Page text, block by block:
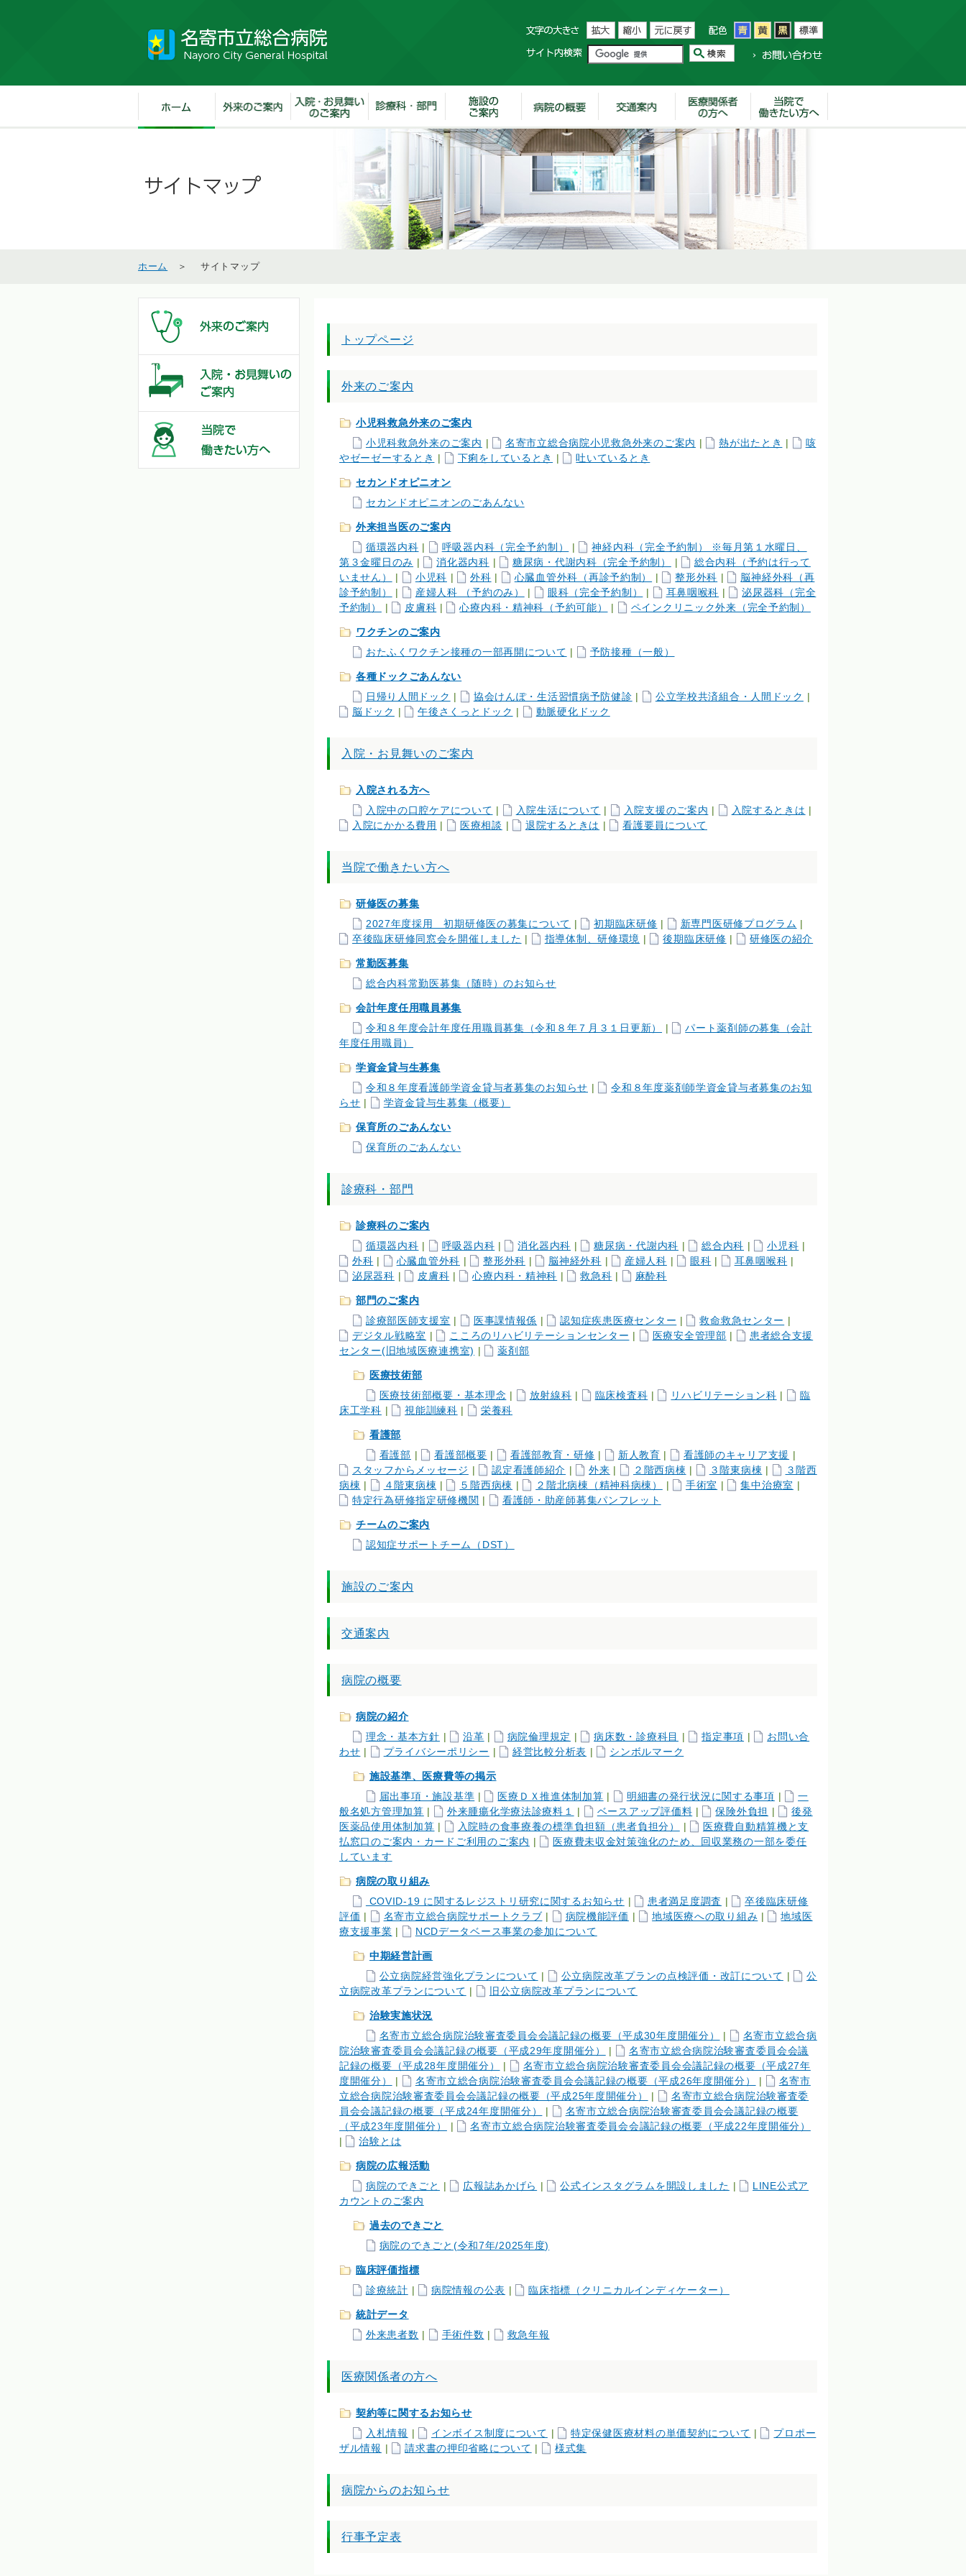
ホーム ＞ サイトマップ
トップページ
外来のご案内
小児科救急外来のご案内
小児科救急外来のご案内 | 名寄市立総合病院小児救急外来のご案内 | 熱が出たとき |
咳
やゼーゼーするとき | 下痢をしているとき | 吐いているとき
セカンドオピニオン
セカンドオピニオンのごあんない
外来担当医のご案内
循環器内科 | 呼吸器内科（完全予約制） |
神経内科（完全予約制） ※毎月第１水曜日、
第３金曜日のみ | 消化器内科 | 糖尿病・代謝内科（完全予約制） |
総合内科（予約は行って
いません）
| 小児科 | 外科 | 心臓血管外科（再診予約制） | 整形外科 |
脳神経外科（再
診予約制）
| 産婦人科 （予約のみ） | 眼科（完全予約制） | 耳鼻咽喉科 |
泌尿器科（完全
予約制）
| 皮膚科 | 心療内科・精神科（予約可能） | ペインクリニック外来（完全予約制）
ワクチンのご案内
おたふくワクチン接種の一部再開について | 予防接種（一般）
各種ドックごあんない
日帰り人間ドック | 協会けんぽ・生活習慣病予防健診 | 公立学校共済組合・人間ドック |
脳ドック | 午後さくっとドック | 動脈硬化ドック
入院・お見舞いのご案内
入院される方へ
入院中の口腔ケアについて | 入院生活について | 入院支援のご案内 | 入院するときは |
入院にかかる費用 | 医療相談 | 退院するときは | 看護要員について
当院で働きたい方へ
研修医の募集
2027年度採用 初期研修医の募集について | 初期臨床研修 | 新専門医研修プログラム |
卒後臨床研修同窓会を開催しました | 指導体制、研修環境 | 後期臨床研修 | 研修医の紹介
常勤医募集
総合内科常勤医募集（随時）のお知らせ
会計年度任用職員募集
令和８年度会計年度任用職員募集（令和８年７月３１日更新）
|
パート薬剤師の募集（会計
年度任用職員）
学資金貸与生募集
令和８年度看護師学資金貸与者募集のお知らせ |
令和８年度薬剤師学資金貸与者募集のお知
らせ | 学資金貸与生募集（概要）
保育所のごあんない
保育所のごあんない
診療科・部門
診療科のご案内
循環器内科 | 呼吸器内科 | 消化器内科 | 糖尿病・代謝内科 | 総合内科 | 小児科 |
外科 | 心臓血管外科 | 整形外科 | 脳神経外科 | 産婦人科 | 眼科 | 耳鼻咽喉科 |
泌尿器科 | 皮膚科 | 心療内科・精神科 | 救急科 | 麻酔科
部門のご案内
診療部医師支援室 | 医事課情報係 | 認知症疾患医療センター | 救命救急センター |
デジタル戦略室 | こころのリハビリテーションセンター | 医療安全管理部 |
患者総合支援
センター(旧地域医療連携室) | 薬剤部
医療技術部
医療技術部概要・基本理念 | 放射線科 | 臨床検査科 | リハビリテーション科 |
臨
床工学科 | 視能訓練科 | 栄養科
看護部
看護部 | 看護部概要 | 看護部教育・研修 | 新人教育 | 看護師のキャリア支援 |
スタッフからメッセージ | 認定看護師紹介 | 外来 | ２階西病棟 | ３階東病棟 |
３階西
病棟 | ４階東病棟 | ５階西病棟 | ２階北病棟（精神科病棟） | 手術室 | 集中治療室 |
特定行為研修指定研修機関 | 看護師・助産師募集パンフレット
チームのご案内
認知症サポートチーム（DST）
施設のご案内
交通案内
病院の概要
病院の紹介
理念・基本方針 | 沿革 | 病院倫理規定 | 病床数・診療科目 | 指定事項 |
お問い合
わせ | プライバシーポリシー | 経営比較分析表 | シンボルマーク
施設基準、医療費等の掲示
届出事項・施設基準 | 医療ＤＸ推進体制加算 | 明細書の発行状況に関する事項 |
一
般名処方管理加算 | 外来腫瘍化学療法診療料１ | ベースアップ評価料 | 保険外負担 |
後発
医薬品使用体制加算 | 入院時の食事療養の標準負担額（患者負担分） |
医療費自動精算機と支
払窓口のご案内・カードご利用のご案内 |
医療費未収金対策強化のため、回収業務の一部を委任
しています
病院の取り組み
COVID-19 に関するレジストリ研究に関するお知らせ | 患者満足度調査 |
卒後臨床研修
評価 | 名寄市立総合病院サポートクラブ | 病院機能評価 | 地域医療への取り組み |
地域医
療支援事業 | NCDデータベース事業の参加について
中期経営計画
公立病院経営強化プランについて | 公立病院改革プランの点検評価・改訂について |
公
立病院改革プランについて | 旧公立病院改革プランについて
治験実施状況
名寄市立総合病院治験審査委員会会議記録の概要（平成30年度開催分）
|
名寄市立総合病
院治験審査委員会会議記録の概要（平成29年度開催分）
|
名寄市立総合病院治験審査委員会会議
記録の概要（平成28年度開催分）
|
名寄市立総合病院治験審査委員会会議記録の概要（平成27年
度開催分）
| 名寄市立総合病院治験審査委員会会議記録の概要（平成26年度開催分） |
名寄市
立総合病院治験審査委員会会議記録の概要（平成25年度開催分）
|
名寄市立総合病院治験審査委
員会会議記録の概要（平成24年度開催分）
|
名寄市立総合病院治験審査委員会会議記録の概要
（平成23年度開催分）
|
名寄市立総合病院治験審査委員会会議記録の概要（平成22年度開催分）
|
治験とは
病院の広報活動
病院のできごと
| 広報誌あかげら | 公式インスタグラムを開設しました |
LINE公式ア
カウントのご案内
過去のできごと
病院のできごと(令和7年/2025年度)
臨床評価指標
診療統計 | 病院情報の公表 | 臨床指標（クリニカルインディケーター）
統計データ
外来患者数 | 手術件数 | 救急年報
医療関係者の方へ
契約等に関するお知らせ
入札情報 | インボイス制度について | 特定保健医療材料の単価契約について |
プロポー
ザル情報 | 請求書の押印省略について | 様式集
病院からのお知らせ
行事予定表